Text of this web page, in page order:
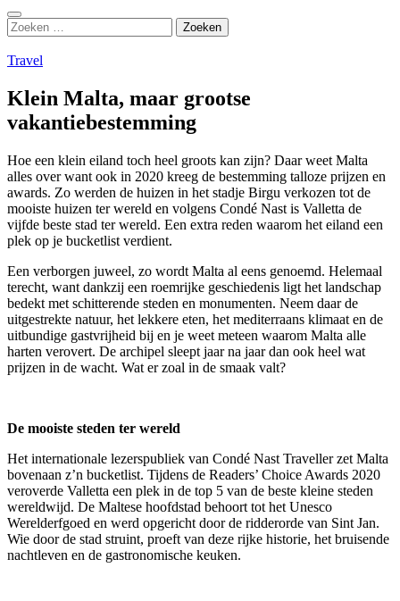
Zoeken
Zoeken
naar:
Travel
Klein Malta, maar grootse
vakantiebestemming
Hoe een klein eiland toch heel groots kan zijn? Daar weet Malta
alles over want ook in 2020 kreeg de bestemming talloze prijzen en
awards. Zo werden de huizen in het stadje Birgu verkozen tot de
mooiste huizen ter wereld en volgens Condé Nast is Valletta de
vijfde beste stad ter wereld. Een extra reden waarom het eiland een
plek op je bucketlist verdient.
Een verborgen juweel, zo wordt Malta al eens genoemd. Helemaal
terecht, want dankzij een roemrijke geschiedenis ligt het landschap
bedekt met schitterende steden en monumenten. Neem daar de
uitgestrekte natuur, het lekkere eten, het mediterraans klimaat en de
uitbundige gastvrijheid bij en je weet meteen waarom Malta alle
harten verovert. De archipel sleept jaar na jaar dan ook heel wat
prijzen in de wacht. Wat er zoal in de smaak valt?
De mooiste steden ter wereld
Het internationale lezerspubliek van Condé Nast Traveller zet Malta
bovenaan z’n bucketlist. Tijdens de Readers’ Choice Awards 2020
veroverde Valletta een plek in de top 5 van de beste kleine steden
wereldwijd. De Maltese hoofdstad behoort tot het Unesco
Werelderfgoed en werd opgericht door de ridderorde van Sint Jan.
Wie door de stad struint, proeft van deze rijke historie, het bruisende
nachtleven en de gastronomische keuken.